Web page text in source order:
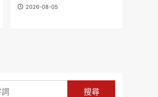
2026-08-05
搜尋